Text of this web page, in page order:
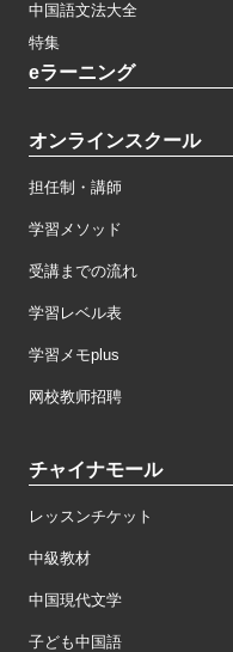
中国語文法大全
特集
eラーニング
オンラインスクール
担任制・講師
学習メソッド
受講までの流れ
学習レベル表
学習メモplus
网校教师招聘
チャイナモール
レッスンチケット
中級教材
中国現代文学
子ども中国語